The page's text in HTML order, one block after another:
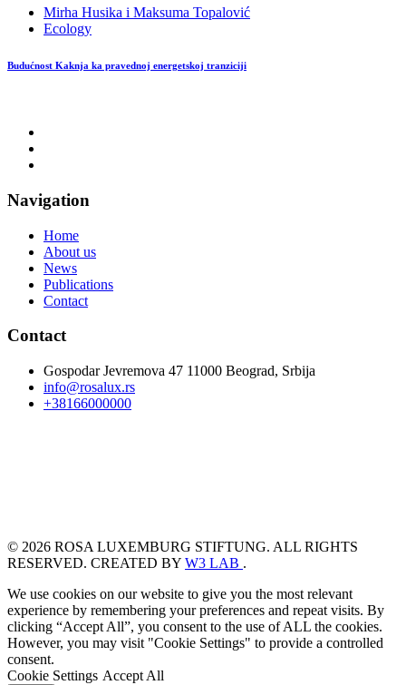
Mirha Husika i Maksuma Topalović
Ecology
Budućnost Kaknja ka pravednoj energetskoj tranziciji
Navigation
Home
About us
News
Publications
Contact
Contact
Gospodar Jevremova 47 11000 Beograd, Srbija
info@rosalux.rs
+38166000000
© 2026 ROSA LUXEMBURG STIFTUNG. ALL RIGHTS
RESERVED. CREATED BY W3 LAB .
We use cookies on our website to give you the most relevant
experience by remembering your preferences and repeat visits. By
clicking “Accept All”, you consent to the use of ALL the cookies.
However, you may visit "Cookie Settings" to provide a controlled
consent.
Cookie Settings Accept All